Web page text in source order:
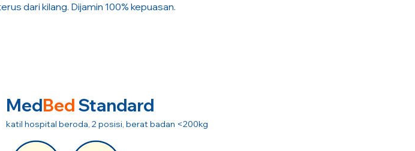
dari kilang. Dijamin 100% kepuasan.
MedBed Standard
katil hospital beroda, 2 posisi, berat badan <200kg